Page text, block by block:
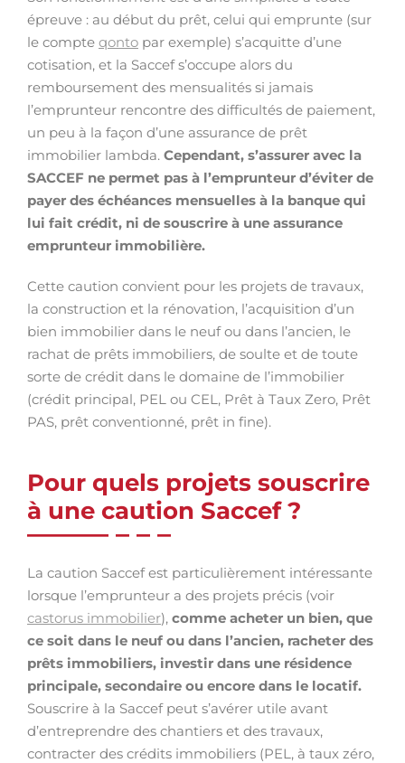
épreuve : au début du prêt, celui qui emprunte (sur
le compte qonto par exemple) s’acquitte d’une
cotisation, et la Saccef s’occupe alors du
remboursement des mensualités si jamais
l’emprunteur rencontre des difficultés de paiement,
un peu à la façon d’une assurance de prêt
immobilier lambda. Cependant, s’assurer avec la
SACCEF ne permet pas à l’emprunteur d’éviter de
payer des échéances mensuelles à la banque qui
lui fait crédit, ni de souscrire à une assurance
emprunteur immobilière.
Cette caution convient pour les projets de travaux,
la construction et la rénovation, l’acquisition d’un
bien immobilier dans le neuf ou dans l’ancien, le
rachat de prêts immobiliers, de soulte et de toute
sorte de crédit dans le domaine de l’immobilier
(crédit principal, PEL ou CEL, Prêt à Taux Zero, Prêt
PAS, prêt conventionné, prêt in fine).
Pour quels projets souscrire
à une caution Saccef ?
La caution Saccef est particulièrement intéressante
lorsque l’emprunteur a des projets précis (voir
castorus immobilier), comme acheter un bien, que
ce soit dans le neuf ou dans l’ancien, racheter des
prêts immobiliers, investir dans une résidence
principale, secondaire ou encore dans le locatif.
Souscrire à la Saccef peut s’avérer utile avant
d’entreprendre des chantiers et des travaux,
contracter des crédits immobiliers (PEL, à taux zéro,